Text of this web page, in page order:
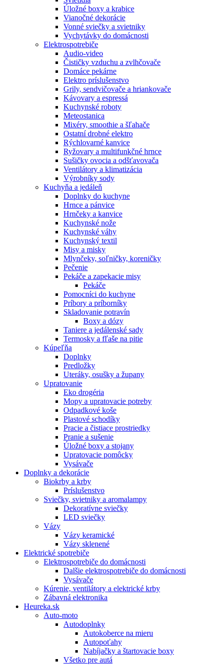
Úložné boxy a krabice
Vianočné dekorácie
Vonné sviečky a svietniky
Vychytávky do domácnosti
Elektrospotrebiče
Audio-video
Čističky vzduchu a zvlhčovače
Domáce pekárne
Elektro príslušenstvo
Grily, sendvičovače a hriankovače
Kávovary a espressá
Kuchynské roboty
Meteostanica
Mixéry, smoothie a šľahače
Ostatní drobné elektro
Rýchlovarné kanvice
Ryžovary a multifunkčné hrnce
Sušičky ovocia a odšťavovača
Ventilátory a klimatizácia
Výrobníky sody
Kuchyňa a jedáleň
Doplnky do kuchyne
Hrnce a pánvice
Hrnčeky a kanvice
Kuchynské nože
Kuchynské váhy
Kuchynský textil
Misy a misky
Mlynčeky, soľničky, koreničky
Pečenie
Pekáče a zapekacie misy
Pekáče
Pomocníci do kuchyne
Príbory a príborníky
Skladovanie potravín
Boxy a dózy
Taniere a jedálenské sady
Termosky a fľaše na pitie
Kúpeľňa
Doplnky
Predložky
Uteráky, osušky a župany
Upratovanie
Eko drogéria
Mopy a upratovacie potreby
Odpadkové koše
Plastové schodíky
Pracie a čistiace prostriedky
Pranie a sušenie
Úložné boxy a stojany
Upratovacie pomôcky
Vysávače
Doplnky a dekorácie
Biokrby a krby
Príslušenstvo
Sviečky, svietniky a aromalampy
Dekoratívne sviečky
LED sviečky
Vázy
Vázy keramické
Vázy sklenené
Elektrické spotrebiče
Elektrospotrebiče do domácnosti
Dalšie elektrospotrebiče do domácnosti
Vysávače
Kúrenie, ventilátory a elektrické krby
Zábavná elektronika
Heureka.sk
Auto-moto
Autodoplnky
Autokoberce na mieru
Autopoťahy
Nabíjačky a štartovacie boxy
Všetko pre autá